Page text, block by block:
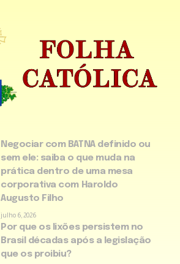
Negociar com BATNA definido ou
sem ele: saiba o que muda na
prática dentro de uma mesa
corporativa com Haroldo
Augusto Filho
julho 6, 2026
Por que os lixões persistem no
Brasil décadas após a legislação
que os proibiu?